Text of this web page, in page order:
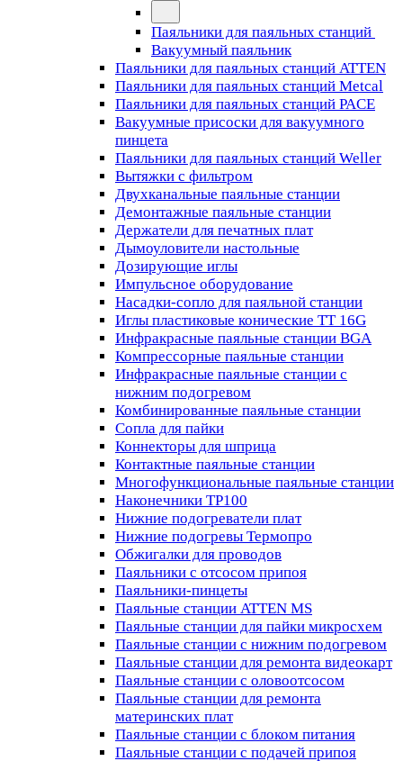
Паяльники для паяльных станций
Вакуумный паяльник
Паяльники для паяльных станций ATTEN
Паяльники для паяльных станций Metcal
Паяльники для паяльных станций PACE
Вакуумные присоски для вакуумного
пинцета
Паяльники для паяльных станций Weller
Вытяжки с фильтром
Двухканальные паяльные станции
Демонтажные паяльные станции
Держатели для печатных плат
Дымоуловители настольные
Дозирующие иглы
Импульсное оборудование
Насадки-сопло для паяльной станции
Иглы пластиковые конические TT 16G
Инфракрасные паяльные станции BGA
Компрессорные паяльные станции
Инфракрасные паяльные станции с
нижним подогревом
Комбинированные паяльные станции
Сопла для пайки
Коннекторы для шприца
Контактные паяльные станции
Многофункциональные паяльные станции
Наконечники TP100
Нижние подогреватели плат
Нижние подогревы Термопро
Обжигалки для проводов
Паяльники с отсосом припоя
Паяльники-пинцеты
Паяльные станции ATTEN MS
Паяльные станции для пайки микросхем
Паяльные станции с нижним подогревом
Паяльные станции для ремонта видеокарт
Паяльные станции с оловоотсосом
Паяльные станции для ремонта
материнских плат
Паяльные станции с блоком питания
Паяльные станции с подачей припоя